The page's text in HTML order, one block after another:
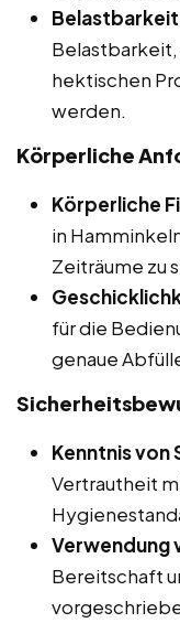
hektischen
werden.
Körperliche
Körperliche
in
Zeiträume zu
für die
genaue
Kenntnis
Vertrautheit
Verwendung
Bereitschaft